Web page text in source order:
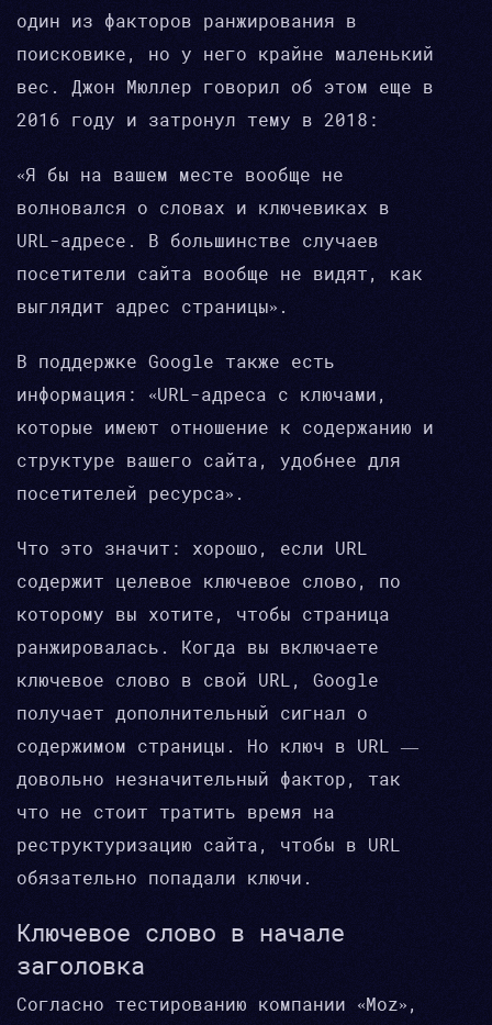
один из факторов ранжирования в
поисковике, но у него крайне маленький
вес. Джон Мюллер говорил об этом еще в
2016 году и затронул тему в 2018:
«Я бы на вашем месте вообще не
волновался о словах и ключевиках в
URL-адресе. В большинстве случаев
посетители сайта вообще не видят, как
выглядит адрес страницы».
В поддержке Google также есть
информация: «URL-адреса с ключами,
которые имеют отношение к содержанию и
структуре вашего сайта, удобнее для
посетителей ресурса».
Что это значит: хорошо, если URL
содержит целевое ключевое слово, по
которому вы хотите, чтобы страница
ранжировалась. Когда вы включаете
ключевое слово в свой URL, Google
получает дополнительный сигнал о
содержимом страницы. Но ключ в URL —
довольно незначительный фактор, так
что не стоит тратить время на
реструктуризацию сайта, чтобы в URL
обязательно попадали ключи.
Ключевое слово в начале
заголовка
Согласно тестированию компании «Moz»,